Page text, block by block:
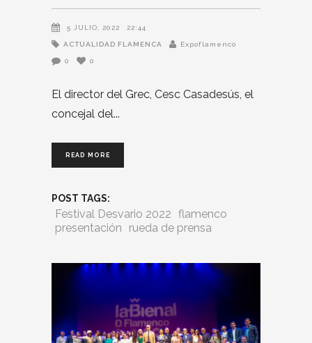
5 JULIO, 2022 22:44
ACTUALIDAD FLAMENCA Expoflamenco
0 0
El director del Grec, Cesc Casadesús, el
concejal del
READ MORE
POST TAGS:
Festival Desvario 2022 flamenco
presentación
rueda de prensa